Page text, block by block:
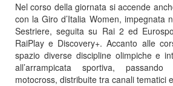
Nel corso della giornata si accende
con la Giro d’Italia Women, impegnata
Sestriere, seguita su Rai 2 ed
RaiPlay e Discovery+. Accanto alle
spazio diverse discipline olimpiche e
all’arrampicata sportiva,
motocross, distribuite tra canali tematici